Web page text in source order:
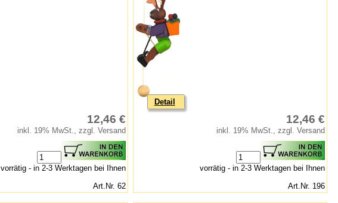
12,46 €
inkl. 19% MwSt., zzgl. Versand
vorrätig - in 2-3 Werktagen bei Ihnen
Art.Nr. 62
Detail
12,46 €
inkl. 19% MwSt., zzgl. Versand
vorrätig - in 2-3 Werktagen bei Ihnen
Art.Nr. 196